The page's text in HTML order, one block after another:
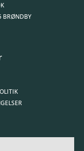
BRØNDBY